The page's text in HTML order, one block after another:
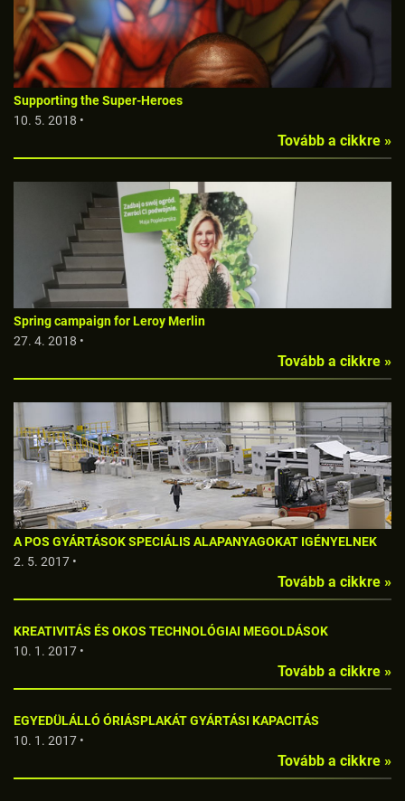
Supporting the Super-Heroes
10. 5. 2018 •
Tovább a cikkre »
Spring campaign for Leroy Merlin
27. 4. 2018 •
Tovább a cikkre »
A POS GYÁRTÁSOK SPECIÁLIS ALAPANYAGOKAT IGÉNYELNEK
2. 5. 2017 •
Tovább a cikkre »
KREATIVITÁS ÉS OKOS TECHNOLÓGIAI MEGOLDÁSOK
10. 1. 2017 •
Tovább a cikkre »
EGYEDÜLÁLLÓ ÓRIÁSPLAKÁT GYÁRTÁSI KAPACITÁS
10. 1. 2017 •
Tovább a cikkre »